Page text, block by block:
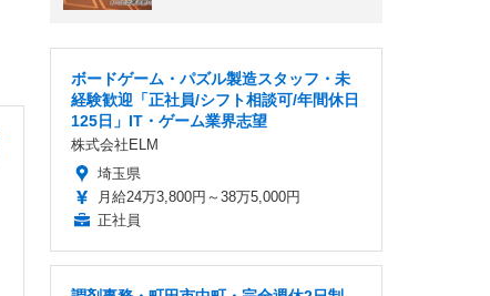
ボードゲーム・パズル製造スタッフ・未
経験歓迎「正社員/シフト相談可/年間休日
125日」IT・ゲーム業界志望
株式会社ELM
埼玉県
月給24万3,800円～38万5,000円
正社員